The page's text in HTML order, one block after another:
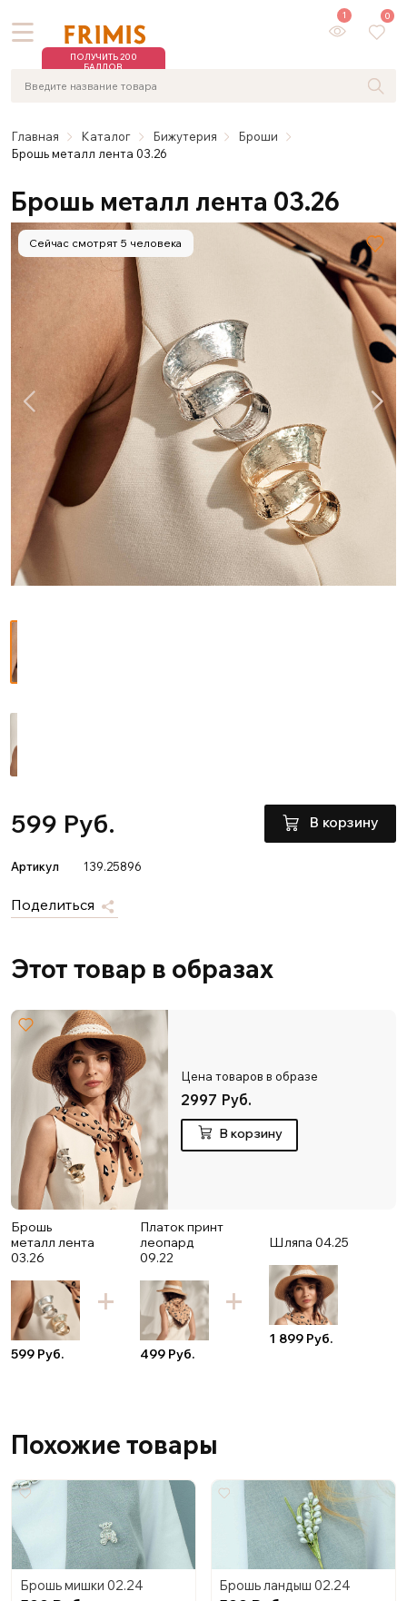
ПОЛУЧИТЬ 200
БАЛЛОВ
1 0
Главная Каталог Бижутерия
Броши
Брошь металл лента 03.26
Брошь металл лента 03.26
Сейчас смотрят 5 человека
599 Руб. В корзину
Артикул 139.25896
Поделиться
Этот товар в образах
Цена товаров в образе
2997 Руб.
В корзину
Брошь
металл лента
03.26
599 Руб.
Платок принт
леопард
09.22
499 Руб.
Шляпа 04.25
1 899 Руб.
Похожие товары
Брошь мишки 02.24 Брошь ландыш 02.24